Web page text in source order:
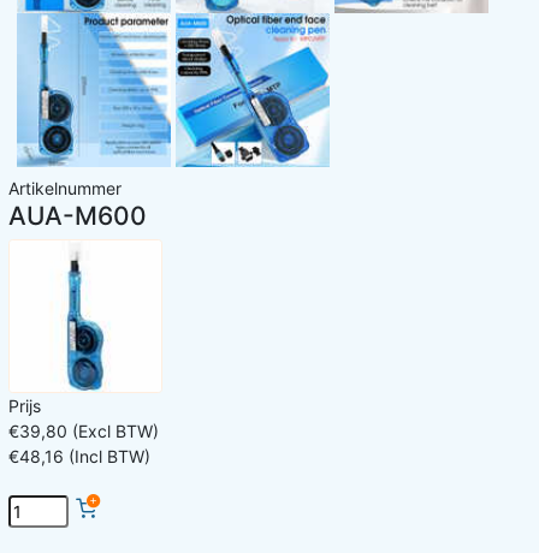
Artikelnummer
AUA-M600
Prijs
€39,80 (Excl BTW)
€48,16 (Incl BTW)